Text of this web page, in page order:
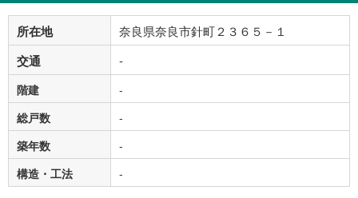
所在地 奈良県奈良市針町２３６５－１
交通 -
階建
-
総戸数
-
築年数
-
構造・工法
-